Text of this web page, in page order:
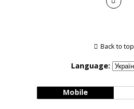
Back to top
Language:
Mobile